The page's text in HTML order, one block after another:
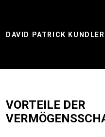
DAVID PATRICK KUNDLER
VORTEILE DER